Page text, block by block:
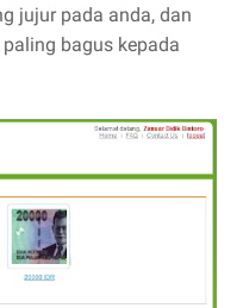
jujur pada anda, dan
bagus kepada